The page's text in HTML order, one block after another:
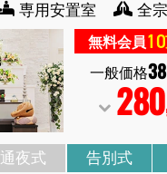
専用安置室 全
無料会員10
一般価格
280
通夜式 告別式